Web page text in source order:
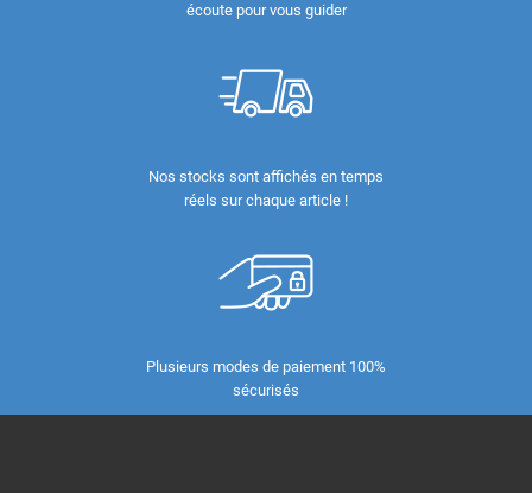
écoute pour vous guider
Nos stocks sont affichés en temps
réels sur chaque article !
Plusieurs modes de paiement 100%
sécurisés